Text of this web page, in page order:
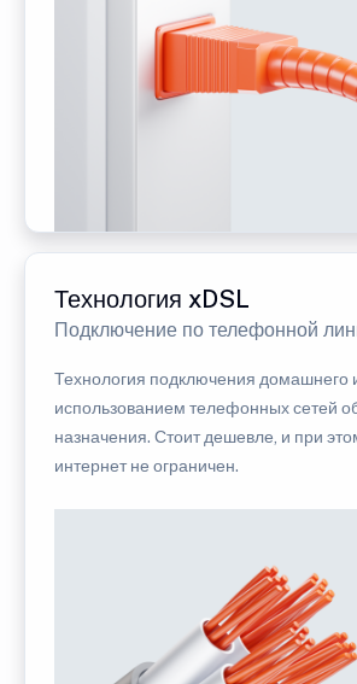
Технология xDSL
Подключение по телефонной
Технология подключения домашнего
использованием телефонных сетей
назначения. Стоит дешевле, и при
интернет не ограничен.